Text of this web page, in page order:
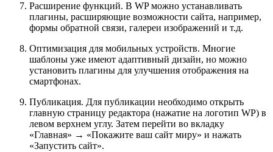
Расширение функций. В WP можно устанавливать
плагины, расширяющие возможности сайта, например,
формы обратной связи, галереи изображений и т.д.
Оптимизация для мобильных устройств. Многие
шаблоны уже имеют адаптивный дизайн, но можно
установить плагины для улучшения отображения на
смартфонах.
Публикация. Для публикации необходимо открыть
главную страницу редактора (нажатие на логотип WP) в
левом верхнем углу. Затем перейти во вкладку
«Главная» → «Покажите ваш сайт миру» и нажать
«Запустить сайт».